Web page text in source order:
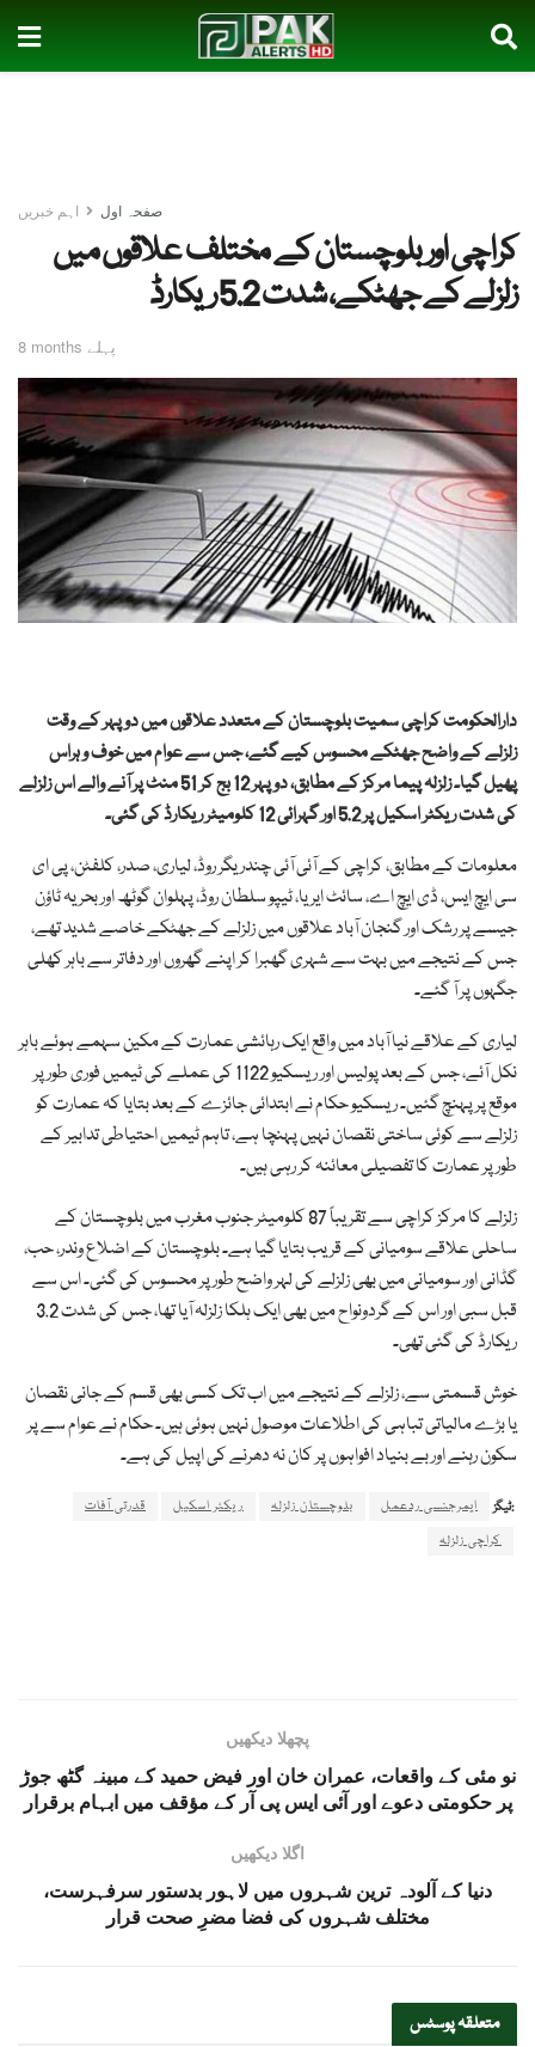
صفحہ اول اہم خبریں
کراچی اور بلوچستان کے مختلف علاقوں میں
زلزلے کے جھٹکے، شدت 5.2 ریکارڈ
8 months پہلے
دارالحکومت کراچی سمیت بلوچستان کے متعدد علاقوں میں دوپہر کے وقت
زلزلے کے واضح جھٹکے محسوس کیے گئے، جس سے عوام میں خوف و ہراس
پھیل گیا۔ زلزلہ پیما مرکز کے مطابق، دوپہر 12 بج کر 51 منٹ پر آنے والے اس زلزلے
کی شدت ریکٹر اسکیل پر 5.2 اور گہرائی 12 کلومیٹر ریکارڈ کی گئی۔
معلومات کے مطابق، کراچی کے آئی آئی چندریگر روڈ، لیاری، صدر، کلفٹن، پی ای
سی ایچ ایس، ڈی ایچ اے، سائٹ ایریا، ٹیپو سلطان روڈ، پہلوان گوٹھ اور بحریہ ٹاؤن
جیسے پر رشک اور گنجان آباد علاقوں میں زلزلے کے جھٹکے خاصے شدید تھے،
جس کے نتیجے میں بہت سے شہری گھبرا کر اپنے گھروں اور دفاتر سے باہر کھلی
جگہوں پر آ گئے۔
لیاری کے علاقے نیا آباد میں واقع ایک رہائشی عمارت کے مکین سہمے ہوئے باہر
نکل آئے، جس کے بعد پولیس اور ریسکیو 1122 کی عملے کی ٹیمیں فوری طور پر
موقع پر پہنچ گئیں۔ ریسکیو حکام نے ابتدائی جائزے کے بعد بتایا کہ عمارت کو
زلزلے سے کوئی ساختی نقصان نہیں پہنچا ہے، تاہم ٹیمیں احتیاطی تدابیر کے
طور پر عمارت کا تفصیلی معائنہ کر رہی ہیں۔
زلزلے کا مرکز کراچی سے تقریباً 87 کلومیٹر جنوب مغرب میں بلوچستان کے
ساحلی علاقے سومیانی کے قریب بتایا گیا ہے۔ بلوچستان کے اضلاع وندر، حب،
گڈانی اور سومیانی میں بھی زلزلے کی لہر واضح طور پر محسوس کی گئی۔ اس سے
قبل سبی اور اس کے گردونواح میں بھی ایک ہلکا زلزلہ آیا تھا، جس کی شدت 3.2
ریکارڈ کی گئی تھی۔
خوش قسمتی سے، زلزلے کے نتیجے میں اب تک کسی بھی قسم کے جانی نقصان
یا بڑے مالیاتی تباہی کی اطلاعات موصول نہیں ہوئی ہیں۔ حکام نے عوام سے پر
سکون رہنے اور بے بنیاد افواہوں پر کان نہ دھرنے کی اپیل کی ہے۔
ٹیگز: ایمرجنسی ردعمل بلوچستان زلزلہ ریکٹر اسکیل
قدرتی آفات
کراچی زلزلہ
پچھلا دیکھیں
نو مئی کے واقعات، عمران خان اور فیض حمید کے مبینہ گٹھ جوڑ
پر حکومتی دعوے اور آئی ایس پی آر کے مؤقف میں ابہام برقرار
اگلا دیکھیں
دنیا کے آلودہ ترین شہروں میں لاہور بدستور سرفہرست،
مختلف شہروں کی فضا مضرِ صحت قرار
متعلقہپوسٹس